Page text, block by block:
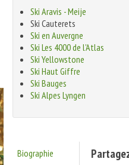
Ski Aravis - Meije
Ski Cauterets
Ski en Auvergne
Ski Les 4000 de l'Atlas
Ski Yellowstone
Ski Haut Giffre
Ski Bauges
Ski Alpes Lyngen
Biographie